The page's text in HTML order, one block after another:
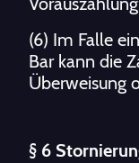
(6) Im Falle
Bar kann die
Überweisung
§ 6